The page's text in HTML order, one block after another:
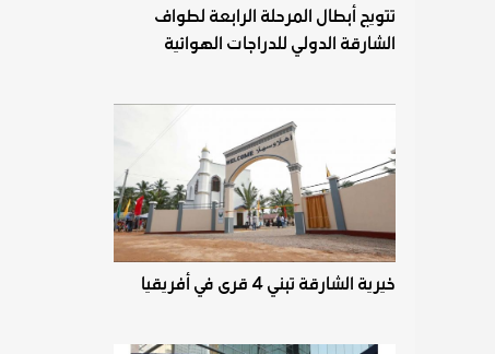
تتويج أبطال المرحلة الرابعة لطواف
الشارقة الدولي للدراجات الهوائية
خيرية الشارقة تبني 4 قرى في أفريقيا